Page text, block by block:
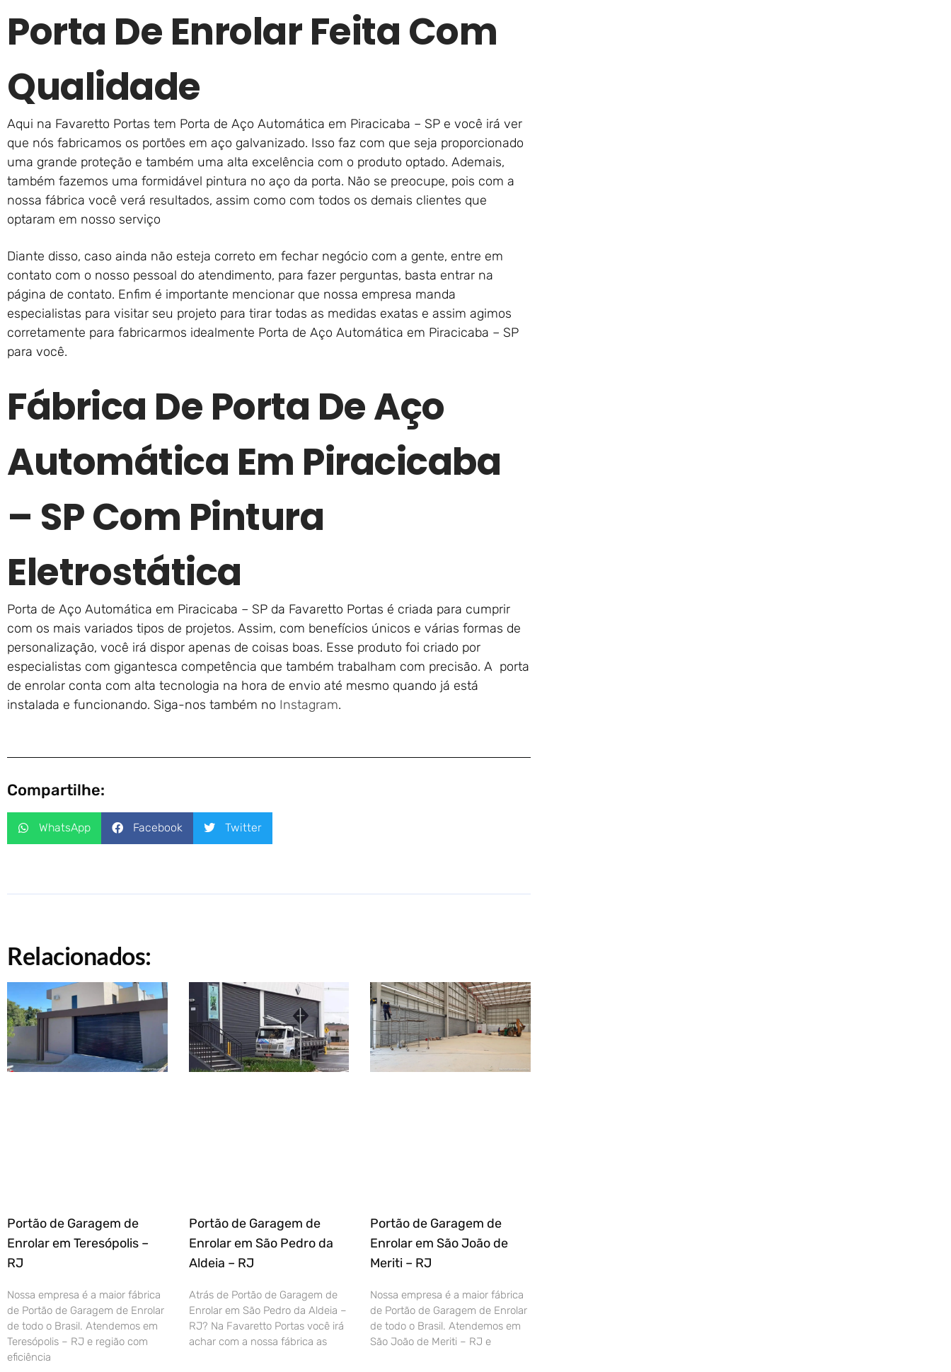
Porta De Enrolar Feita Com
Qualidade
Aqui na Favaretto Portas tem Porta de Aço Automática em Piracicaba – SP e você irá ver
que nós fabricamos os portões em aço galvanizado. Isso faz com que seja proporcionado
uma grande proteção e também uma alta excelência com o produto optado. Ademais,
também fazemos uma formidável pintura no aço da porta. Não se preocupe, pois com a
nossa fábrica você verá resultados, assim como com todos os demais clientes que
optaram em nosso serviço
Diante disso, caso ainda não esteja correto em fechar negócio com a gente, entre em
contato com o nosso pessoal do atendimento, para fazer perguntas, basta entrar na
página de contato. Enfim é importante mencionar que nossa empresa manda
especialistas para visitar seu projeto para tirar todas as medidas exatas e assim agimos
corretamente para fabricarmos idealmente Porta de Aço Automática em Piracicaba – SP
para você.
Fábrica De Porta De Aço
Automática Em Piracicaba
– SP Com Pintura
Eletrostática
Porta de Aço Automática em Piracicaba – SP da Favaretto Portas é criada para cumprir
com os mais variados tipos de projetos. Assim, com benefícios únicos e várias formas de
personalização, você irá dispor apenas de coisas boas. Esse produto foi criado por
especialistas com gigantesca competência que também trabalham com precisão. A porta
de enrolar conta com alta tecnologia na hora de envio até mesmo quando já está
instalada e funcionando. Siga-nos também no Instagram.
Compartilhe:
WhatsApp Facebook Twitter
Relacionados:
Portão de Garagem de
Enrolar em Teresópolis –
RJ
Nossa empresa é a maior fábrica
de Portão de Garagem de Enrolar
de todo o Brasil. Atendemos em
Teresópolis – RJ e região com
eficiência
Portão de Garagem de
Enrolar em São Pedro da
Aldeia – RJ
Atrás de Portão de Garagem de
Enrolar em São Pedro da Aldeia –
RJ? Na Favaretto Portas você irá
achar com a nossa fábrica as
Portão de Garagem de
Enrolar em São João de
Meriti – RJ
Nossa empresa é a maior fábrica
de Portão de Garagem de Enrolar
de todo o Brasil. Atendemos em
São João de Meriti – RJ e